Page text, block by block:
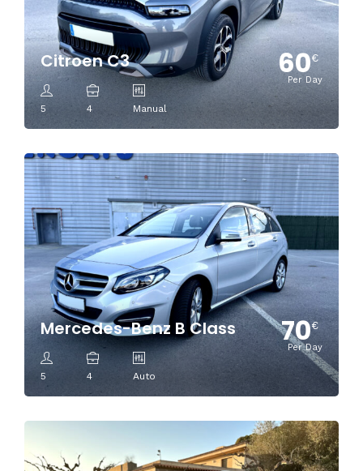
Citroen C3
5 4 Manual
60€
Per Day
Mercedes-Benz B Class
5 4 Auto
70€
Per Day